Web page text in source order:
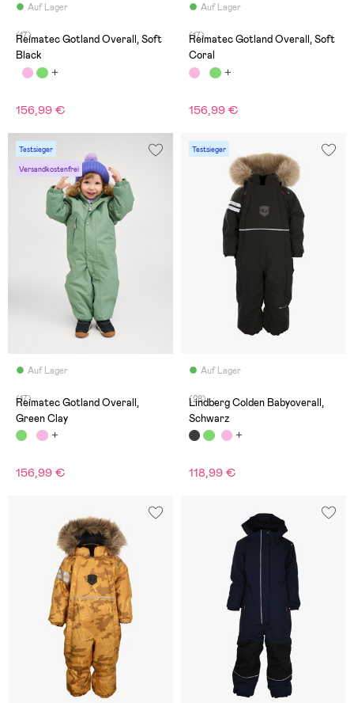
Auf Lager
(17)
Reimatec Gotland Overall, Soft
Black
156,99 €
Auf Lager
(17)
Reimatec Gotland Overall, Soft
Coral
156,99 €
Testsieger
Versandkostenfrei
Auf Lager
(17)
Reimatec Gotland Overall,
Green Clay
156,99 €
Testsieger
Auf Lager
(28)
Lindberg Colden Babyoverall,
Schwarz
118,99 €